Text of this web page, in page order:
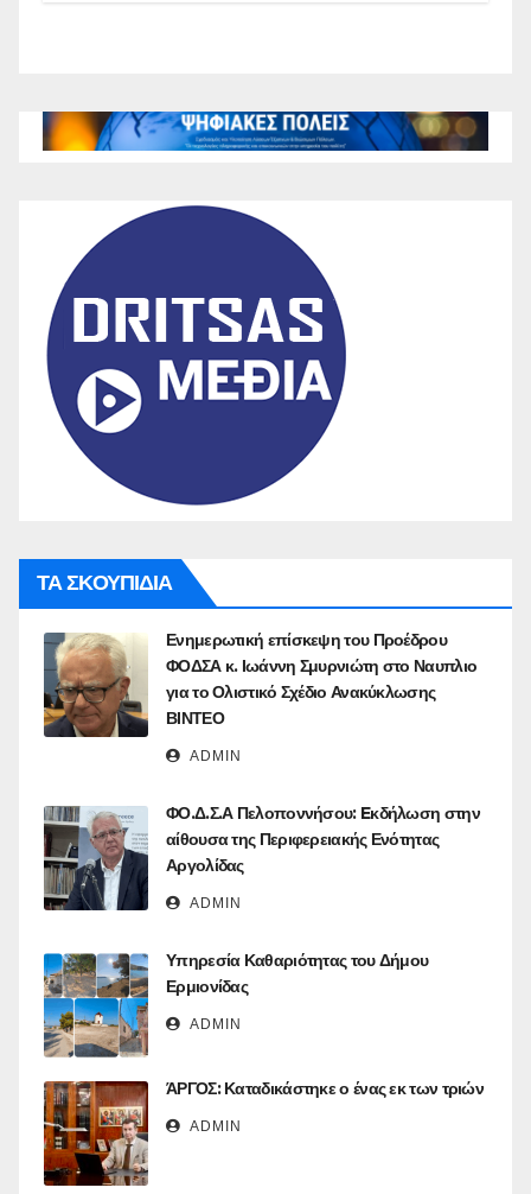
ΤΑ ΣΚΟΥΠΙΔΙΑ
Ενημερωτική επίσκεψη του Προέδρου
ΦΟΔΣΑ κ. Ιωάννη Σμυρνιώτη στο Ναυπλιο
για το Ολιστικό Σχέδιο Ανακύκλωσης
ΒΙΝΤΕΟ
ADMIN
ΦΟ.Δ.Σ.Α Πελοποννήσου: Eκδήλωση στην
αίθουσα της Περιφερειακής Ενότητας
Αργολίδας
ADMIN
Υπηρεσία Καθαριότητας του Δήμου
Ερμιονίδας
ADMIN
ΆΡΓΟΣ: Καταδικάστηκε ο ένας εκ των τριών
ADMIN